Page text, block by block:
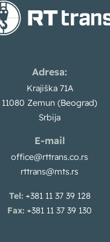
Adresa:
Krajiška 71A
11080 Zemun (Beograd)
Srbija
E-mail
office@rttrans.co.rs
rttrans@mts.rs
Tel:+381 11 37 39 128
Fax: +381 11 37 39 130